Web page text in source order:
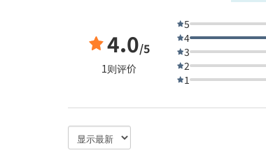
4.0/5
1则评价
5
4
3
2
1